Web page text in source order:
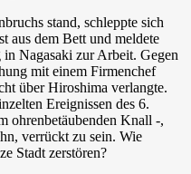
stand, schleppte sich
aus dem Bett und meldete
Nagasaki zur Arbeit. Gegen
mit einem Firmenchef
über Hiroshima verlangte.
Ereignissen des 6.
ohrenbetäubenden Knall -,
verrückt zu sein. Wie
Stadt zerstören?